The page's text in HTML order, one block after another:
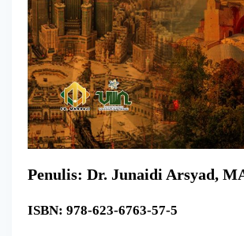
Penulis: Dr. Junaidi Arsyad,
ISBN: 978-623-6763-57-5